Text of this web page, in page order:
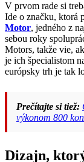
V prvom rade si
Ide o značku, ktorá
Motor, jedného z
sebou roky
Motors, takže vie,
je ich špecialistom
európsky trh je tak
Prečítajte si tiež:
výkonom 800
Dizajn,